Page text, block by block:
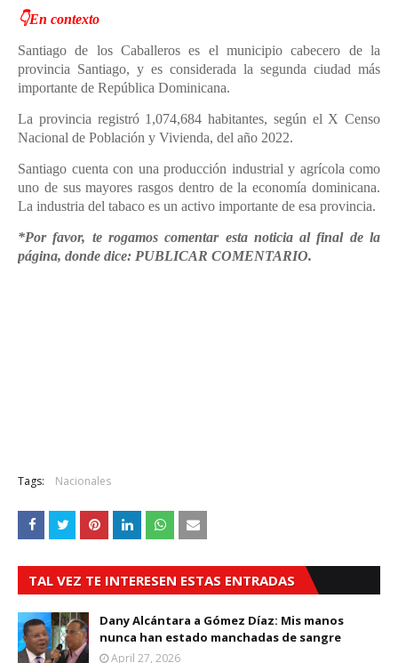
👇En contexto
Santiago de los Caballeros es el municipio cabecero de la
provincia Santiago, y es considerada la segunda ciudad más
importante de República Dominicana.
La provincia registró 1,074,684 habitantes, según el X Censo
Nacional de Población y Vivienda, del año 2022.
Santiago cuenta con una producción industrial y agrícola como
uno de sus mayores rasgos dentro de la economía dominicana.
La industria del tabaco es un activo importante de esa provincia.
*Por favor, te rogamos comentar esta noticia al final de la
página, donde dice: PUBLICAR COMENTARIO.
Tags: Nacionales
TAL VEZ TE INTERESEN ESTAS ENTRADAS
Dany Alcántara a Gómez Díaz: Mis manos
nunca han estado manchadas de sangre
April 27, 2026